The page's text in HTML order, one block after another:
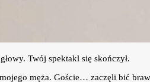
Twój spektakl się skończył.
męża. Goście… zaczęli bić